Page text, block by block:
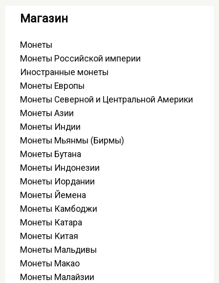
Магазин
Монеты
Монеты Российской империи
Иностранные монеты
Монеты Европы
Монеты Северной и Центральной Америки
Монеты Азии
Монеты Индии
Монеты Мьянмы (Бирмы)
Монеты Бутана
Монеты Индонезии
Монеты Иордании
Монеты Йемена
Монеты Камбоджи
Монеты Катара
Монеты Китая
Монеты Мальдивы
Монеты Макао
Монеты Малайзии